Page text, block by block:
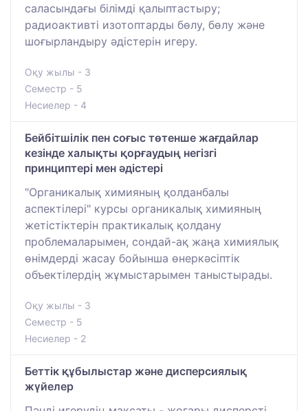
саласындағы білімді қалыптастыру;
радиоактивті изотоптарды бөлу, бөлу және
шоғырландыру әдістерін игеру.
Оқу жылы - 3
Семестр - 5
Несиелер - 4
Бейбітшілік пен соғыс төтенше жағдайлар
кезінде халықты қорғаудың негізгі
принциптері мен әдістері
"Органикалық химияның қолданбалы
аспектілері" курсы органикалық химияның
жетістіктерін практикалық қолдану
проблемаларымен, сондай-ақ жаңа химиялық
өнімдерді жасау бойынша өнеркәсіптік
объектілердің жұмыстарымен таныстырады.
Оқу жылы - 3
Семестр - 5
Несиелер - 2
Беттік құбылыстар және дисперсиялық
жүйелер